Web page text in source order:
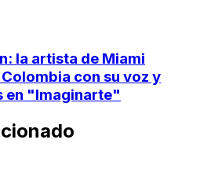
la artista de Miami
con su voz y
en "Imaginarte"